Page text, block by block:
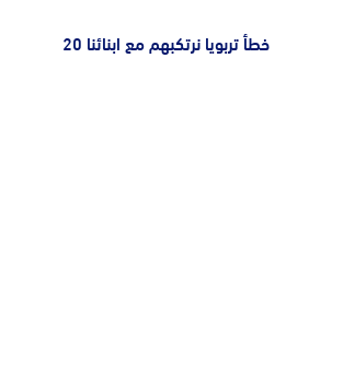
20 خطأ تربويا نرتكبهم مع ابنائنا